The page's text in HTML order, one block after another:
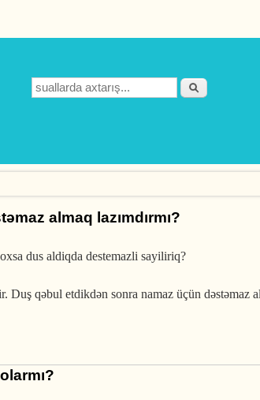
Search form
Axtarış
almaq lazımdırmı?
dus aldiqda destemazli sayiliriq?
qəbul etdikdən sonra namaz üçün dəstəmaz